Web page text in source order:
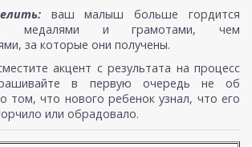
ваш малыш больше гордится
медалями и грамотами, чем
за которые они получены.
акцент с результата на процесс
в первую очередь не об
том, что нового ребенок узнал, что его
или обрадовало.